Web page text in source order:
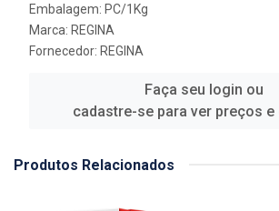
Embalagem: PC/1Kg
Marca: REGINA
Fornecedor: REGINA
Faça seu login ou
cadastre-se para ver preços
Produtos Relacionados